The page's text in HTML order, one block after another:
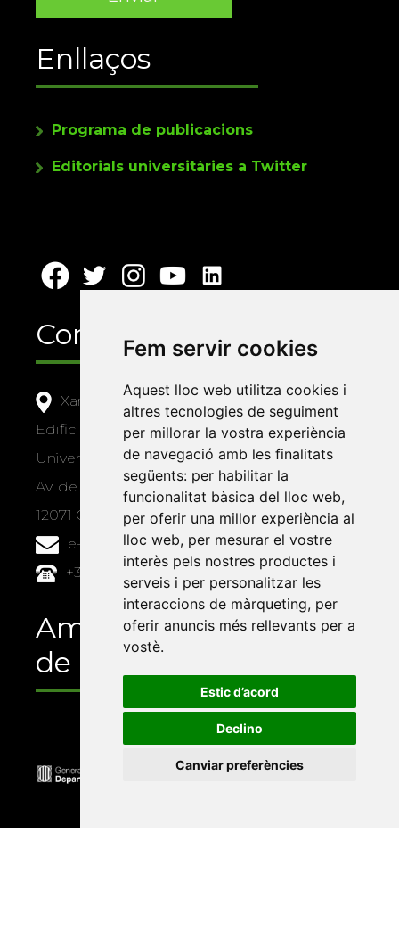
Fem servir cookies
Aquest lloc web utilitza cookies i
altres tecnologies de seguiment
per millorar la vostra experiència
de navegació amb les finalitats
següents: per habilitar la
funcionalitat bàsica del lloc web,
per oferir una millor experiència al
lloc web, per mesurar el vostre
interès pels nostres productes i
serveis i per personalitzar les
interaccions de màrqueting, per
oferir anuncis més rellevants per a
vostè.
Estic d’acord
Declino
Canviar preferències
Enllaços
Programa de publicacions
Editorials universitàries a Twitter
Contacte
Xarxa Vives d'Universitats
Edifici Àgora
Universitat Jaume I, local 10
Av. de Vicent Sos Baynat, s/n
12071 Castelló de la Plana
e-buc@vives.org
+34 964 72 89 93
Amb el suport
de